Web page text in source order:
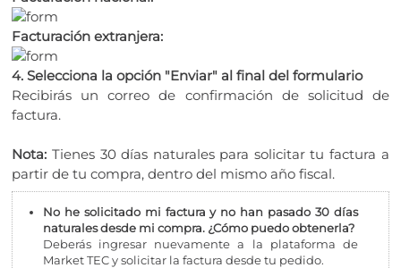
Facturación extranjera:
4. Selecciona la opción "Enviar" al final del formulario
Recibirás un correo de confirmación de solicitud de
factura.
Nota: Tienes 30 días naturales para solicitar tu factura a
partir de tu compra, dentro del mismo año fiscal.
No he solicitado mi factura y no han pasado 30 días
naturales desde mi compra. ¿Cómo puedo obtenerla?
Deberás ingresar nuevamente a la plataforma de
Market TEC y solicitar la factura desde tu pedido.